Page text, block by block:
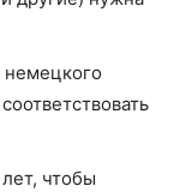
чтобы